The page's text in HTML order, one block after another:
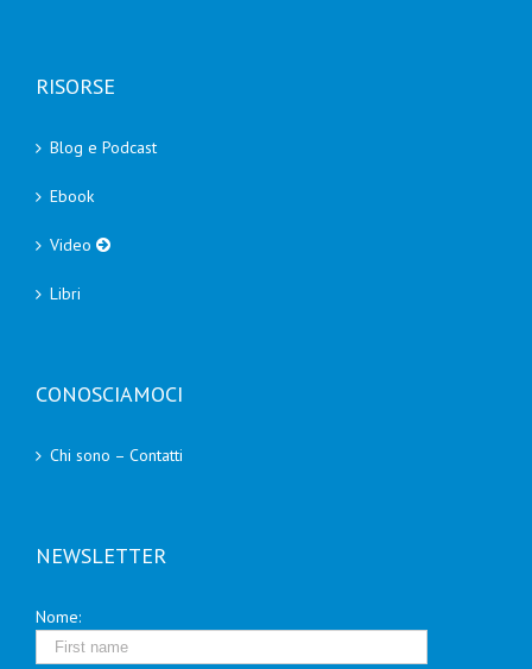
RISORSE
Blog e Podcast
Ebook
Video
Libri
CONOSCIAMOCI
Chi sono – Contatti
NEWSLETTER
Nome: